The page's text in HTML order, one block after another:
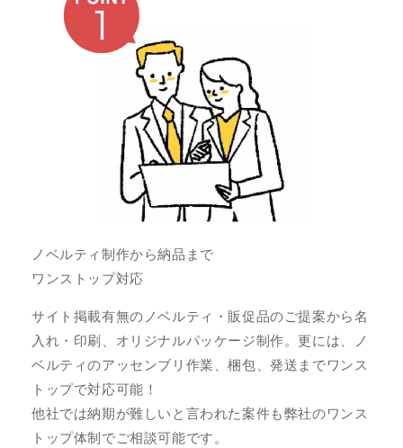
ノベルティ制作から納品まで
ワンストップ対応
サイト掲載有無のノベルティ・販促品のご提案から名
入れ・印刷、オリジナルパッケージ制作。更には、ノ
ベルティのアッセンブリ作業、梱包、発送までワンス
トップで対応可能！
他社では納期が難しいと言われた案件も弊社のワンス
トップ体制でご相談可能です。